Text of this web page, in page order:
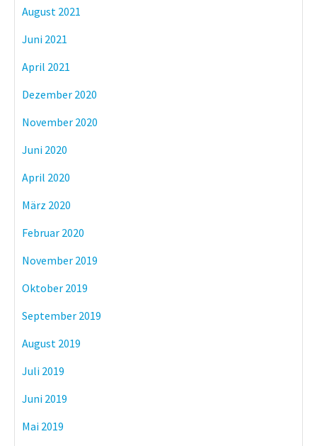
August 2021
Juni 2021
April 2021
Dezember 2020
November 2020
Juni 2020
April 2020
März 2020
Februar 2020
November 2019
Oktober 2019
September 2019
August 2019
Juli 2019
Juni 2019
Mai 2019